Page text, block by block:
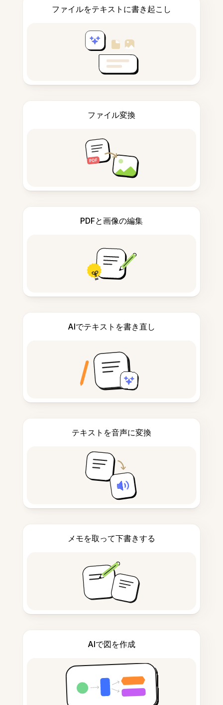
ファイルをテキストに書き起こし
ファイル変換
PDFと画像の編集
AIでテキストを書き直し
テキストを音声に変換
メモを取って下書きする
AIで図を作成